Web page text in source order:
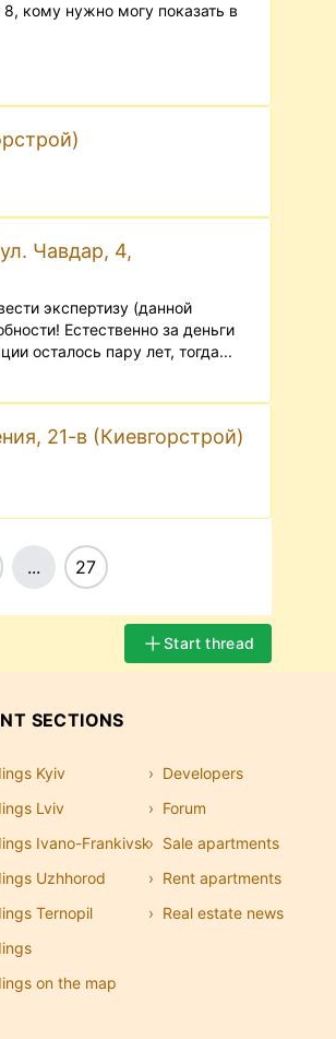
кому нужно могу показать в
Чавдар, 4,
экспертизу (данной
Естественно за деньги
осталось пару лет, тогда...
21-в (Киевгорстрой)
... 27
Start thread
SECTIONS
Kyiv
Lviv
Ivano-Frankivsk
Uzhhorod
Ternopil
on the map
Developers
Forum
Sale apartments
Rent apartments
Real estate news